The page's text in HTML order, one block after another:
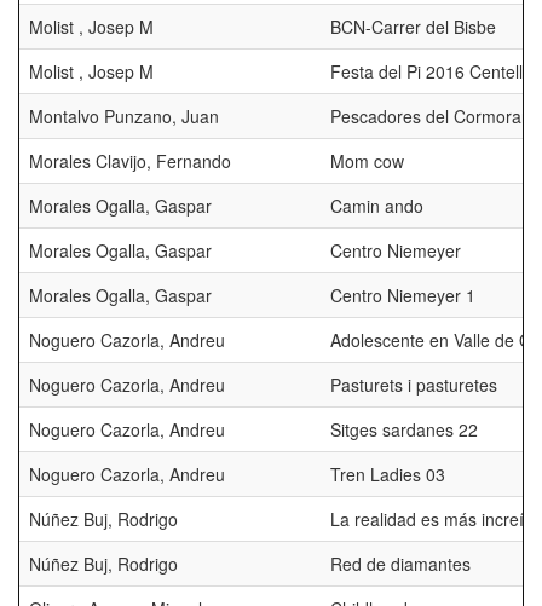
Molist , Josep M
BCN-Carrer del Bisbe
Molist , Josep M
Festa del Pi 2016 Centelles
Montalvo Punzano, Juan
Pescadores del Cormoran
Morales Clavijo, Fernando
Mom cow
Morales Ogalla, Gaspar
Camin ando
Morales Ogalla, Gaspar
Centro Niemeyer
Morales Ogalla, Gaspar
Centro Niemeyer 1
Noguero Cazorla, Andreu
Adolescente en Valle de
Noguero Cazorla, Andreu
Pasturets i pasturetes
Noguero Cazorla, Andreu
Sitges sardanes 22
Noguero Cazorla, Andreu
Tren Ladies 03
Núñez Buj, Rodrigo
La realidad es más
Núñez Buj, Rodrigo
Red de diamantes